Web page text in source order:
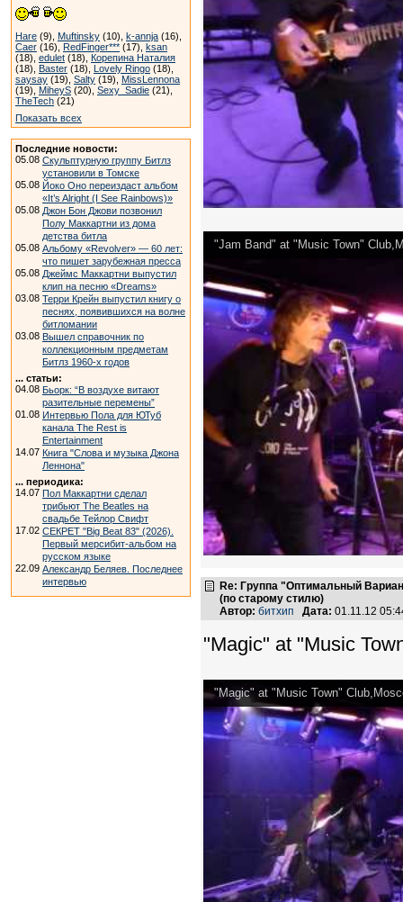
Hare (9), Muftinsky (10), k-annja (16),
Caer (16), RedFinger*** (17), ksan
(18), edulet (18), Корепина Наталия
(18), Baster (18), Lovely Ringo (18),
saysay (19), Salty (19), MissLennona
(19), MiheyS (20), Sexy_Sadie (21),
TheTech (21)
Показать всех
Последние новости:
05.08 Скульптурную группу Битлз
установили в Томске
05.08 Йоко Оно переиздаст альбом
«It’s Alright (I See Rainbows)»
05.08 Джон Бон Джови позвонил
Полу Маккартни из дома
детства битла
05.08 Альбому «Revolver» — 60 лет:
что пишет зарубежная пресса
05.08 Джеймс Маккартни выпустил
клип на песню «Dreams»
03.08 Терри Крейн выпустил книгу о
песнях, появившихся на волне
битломании
03.08 Вышел справочник по
коллекционным предметам
Битлз 1960-х годов
... статьи:
04.08 Бьорк: “В воздухе витают
разительные перемены”
01.08 Интервью Пола для ЮТуб
канала The Rest is
Entertainment
14.07 Книга "Слова и музыка Джона
Леннона"
... периодика:
14.07 Пол Маккартни сделал
трибьют The Beatles на
свадьбе Тейлор Свифт
17.02 СЕКРЕТ "Big Beat 83" (2026).
Первый мерсибит-альбом на
русском языке
22.09 Александр Беляев. Последнее
интервью
"Jam Band" at "Music Town"
Re: Группа "Оптимальный
(по старому стилю)
Автор: битхип Дата: 01.11.12
"Magic" at "Music
"Magic" at "Music Town"